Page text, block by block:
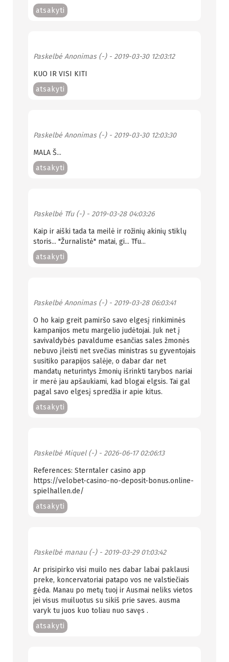
atsakyti
Paskelbė Anonimas (-)- 2019-03-30 12:03:12
KUO IR VISI KITI
atsakyti
Paskelbė Anonimas (-)- 2019-03-30 12:03:30
MALA Š...
atsakyti
Paskelbė Tfu (-)- 2019-03-28 04:03:26
Kaip ir aiški tada ta meilė ir rožinių akinių stiklų
storis... "Žurnalistė" matai, gi... Tfu...
atsakyti
Paskelbė Anonimas (-)- 2019-03-28 06:03:41
O ho kaip greit pamiršo savo elgesį rinkiminės
kampanijos metu margelio judėtojai. Juk net į
savivaldybės pavaldume esančias sales žmonės
nebuvo įleisti net svečias ministras su gyventojais
susitiko parapijos salėje, o dabar dar net
mandatų neturintys žmonių išrinkti tarybos nariai
ir merė jau apšaukiami, kad blogai elgsis. Tai gal
pagal savo elgesį spredžia ir apie kitus.
atsakyti
Paskelbė Miquel (-)- 2026-06-17 02:06:13
References: Sterntaler casino app
https://velobet-casino-no-deposit-bonus.online-
spielhallen.de/
atsakyti
Paskelbė manau (-)- 2019-03-29 01:03:42
Ar prisipirko visi muilo nes dabar labai paklausi
preke, koncervatoriai patapo vos ne valstiečiais
gėda. Manau po metų tuoj ir Ausmai neliks vietos
jei visus muiluotus su sikiš prie saves. ausma
varyk tu juos kuo toliau nuo savęs .
atsakyti